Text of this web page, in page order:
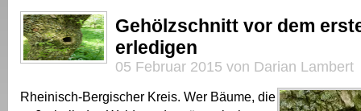
Gehölzschnitt vor dem
erledigen
05 Februar 2015 von Darian Lambert
Rheinisch-Bergischer Kreis. Wer Bäume, die